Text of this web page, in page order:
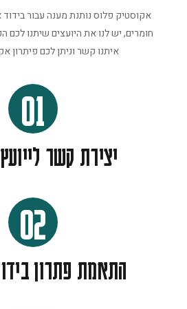
אקוסטיק פלוס נותנת מענה עבור
חומרים, יש לנו את היועצים שיתנו לכם
איתנו קשר וניתן לכם פיתרון
01
יצירת קשר
02
התאמת פתרון